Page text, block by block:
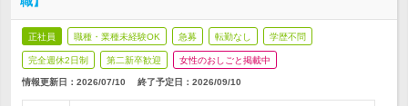
正社員 職種・業種未経験OK 急募 転勤なし 学歴不問
完全週休2日制 第二新卒歓迎 女性のおしごと掲載中
情報更新日：2026/07/10 終了予定日： 2026/09/10